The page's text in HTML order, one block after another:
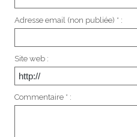
Adresse email (non publiée) * :
Site web :
Commentaire * :